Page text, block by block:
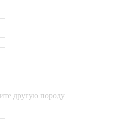
другую породу